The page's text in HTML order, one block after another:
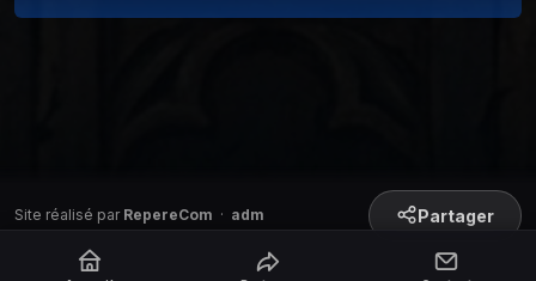
Les réponses du Graal
Site réalisé par RepereCom · adm Partager